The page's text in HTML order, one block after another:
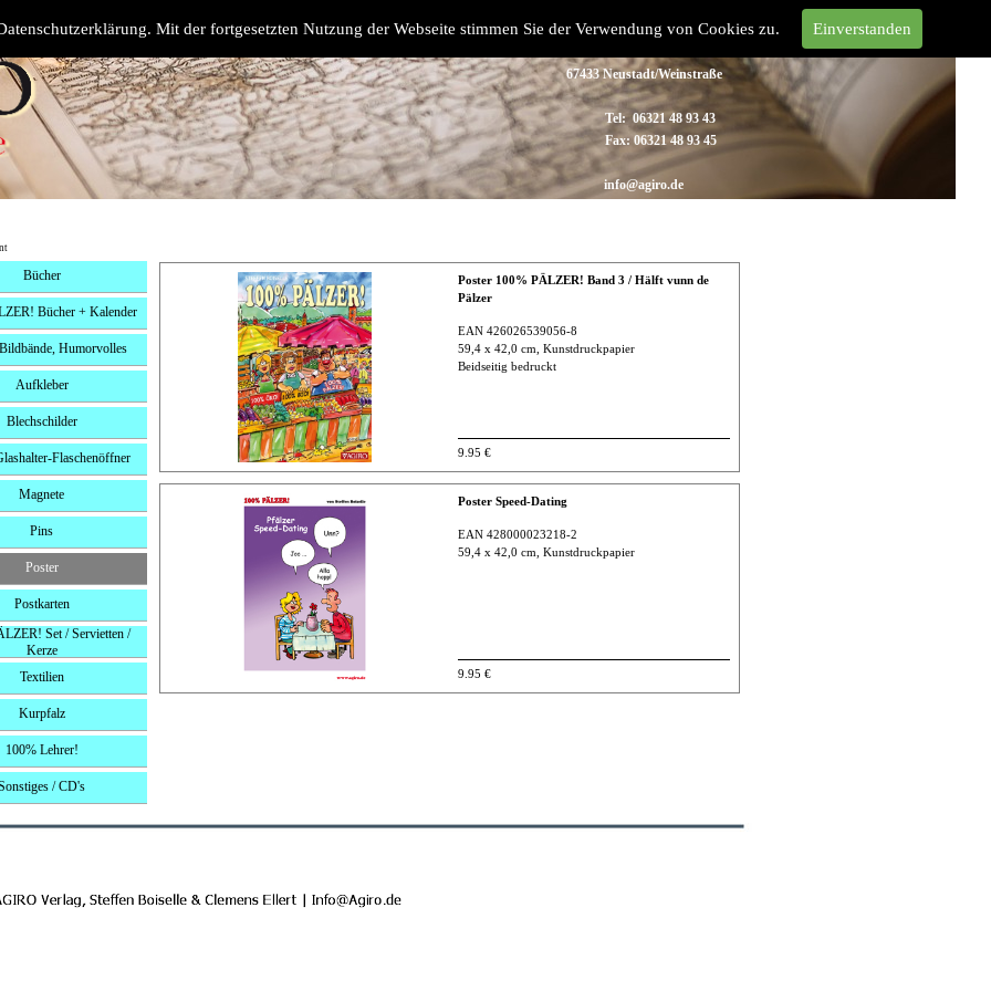
Mit der fortgesetzten Nutzung der Webseite stimmen Sie der Verwendung von Cookies zu. Einverstanden
Steffen Boiselle & Clemens Ellert Verlag
67433 Neustadt/Weinstraße
Tel: 06321 48 93 43
Fax: 06321 48 93 45
info@agiro.de
Bücher
Bücher + Kalender
Humorvolles
Aufkleber
Blechschilder
Flaschenöffner
Magnete
Pins
Poster
Postkarten
Set / Servietten /
Kerze
Textilien
Kurpfalz
100% Lehrer!
/ CD's
Poster 100% PÄLZER! Band 3 / Hälft vunn de
Pälzer
EAN 426026539056-8
59,4 x 42,0 cm, Kunstdruckpapier
Beidseitig bedruckt
9.95 €
Poster Speed-Dating
EAN 428000023218-2
59,4 x 42,0 cm, Kunstdruckpapier
9.95 €